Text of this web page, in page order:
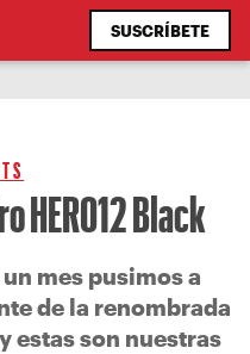
SUSCRÍBETE
HERO12 Black
mes pusimos a
de la renombrada
estas son nuestras